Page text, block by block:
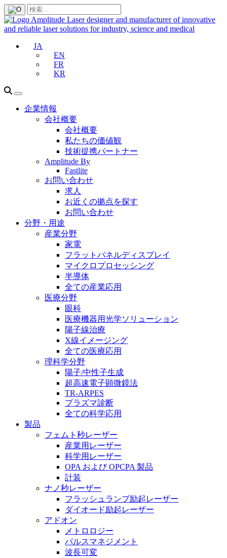
JA
EN
FR
KR
企業情報
会社概要
会社概要
私たちの価値観
技術提携パートナー
Amplitude By
Fastlite
お問い合わせ
求人
お近くの拠点を探す
お問い合わせ
分野・用途
産業分野
家電
フラットパネルディスプレイ
マイクロプロセッシング
半導体
全ての産業応用
医療分野
眼科
医療機器用光学ソリューション
陽子線治療
X線イメージング
全ての医療応用
理科学分野
陽子/中性子生成
超高速電子顕微鏡法
TR-ARPES
プラズマ診断
全ての科学応用
製品
フェムト秒レーザー
産業用レーザー
科学用レーザー
OPA および OPCPA 製品
計装
ナノ秒レーザー
フラッシュランプ励起レーザー
ダイオード励起レーザー
アドオン
メトロロジー
パルスマネジメント
波長可変